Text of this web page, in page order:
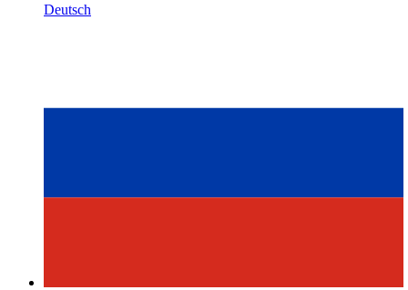
Deutsch